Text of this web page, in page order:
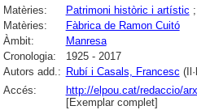
Matèries: Patrimoni històric i artístic ;
Matèries:
Fàbrica de Ramon Cuitó
Àmbit:
Manresa
Cronologia:
1925 - 2017
Autors add.: Rubí i Casals, Francesc
Accés:
http://elpou.cat/redaccio/
[Exemplar complet]